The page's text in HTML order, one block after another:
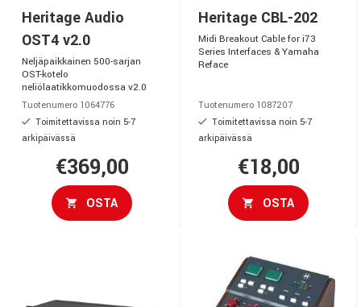
Heritage Audio
OST4 v2.0
Neljäpaikkainen 500-sarjan
OST-kotelo
neliölaatikkomuodossa v2.0
Tuotenumero 1064776
Toimitettavissa noin 5-7
arkipäivässä
€369,00
OSTA
Heritage CBL-202
Midi Breakout Cable for i73
Series Interfaces & Yamaha
Reface
Tuotenumero 1087207
Toimitettavissa noin 5-7
arkipäivässä
€18,00
OSTA